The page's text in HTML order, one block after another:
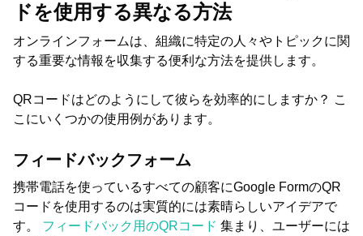
ドを使用する異なる方法
オンラインフォームは、組織に特定の人々やトピックに関
する重要な情報を収集する便利な方法を提供します。
QRコードはどのようにして彼らを効率的にしますか？ こ
こにいくつかの使用例があります。
フィードバックフォーム
携帯電話を使っているすべての顧客にGoogle FormのQR
コードを使用するのは実質的には素晴らしいアイデアで
す。 フィードバック用のQRコード 集まり、ユーザーには